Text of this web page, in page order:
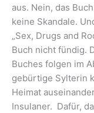
aus. Nein, das
keine Skandale.
„Sex, Drugs and
Buch nicht fündig.
Buches folgen im
gebürtige Sylterin
Heimat
Insulaner. Dafür,